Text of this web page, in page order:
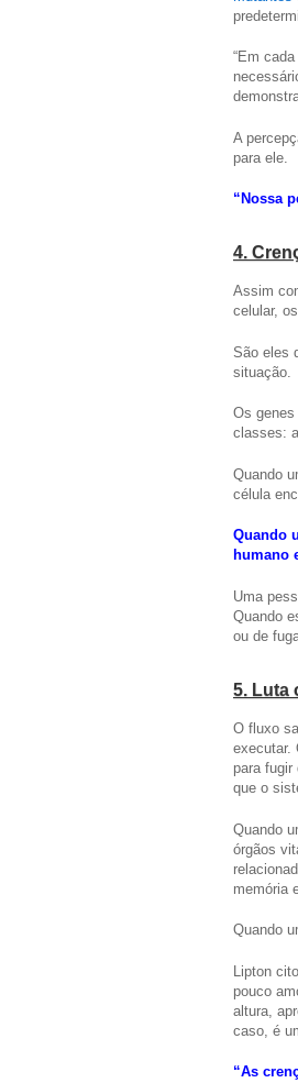
“Em
A
para ele.
“Nossa
4.
Assim
celular,
São eles
situação.
Os
classes:
Quando
célula
Quando
humano
Uma
Quando
ou de
5. Luta
O fluxo
executar.
para
que o
Quando
órgãos
memória
Quando
Lipton
pouco
altura,
caso, é
“As